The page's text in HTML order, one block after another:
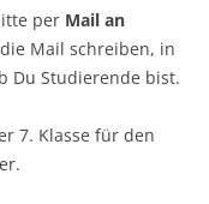
per Mail an
Mail schreiben, in
Du Studierende bist.
7. Klasse für den